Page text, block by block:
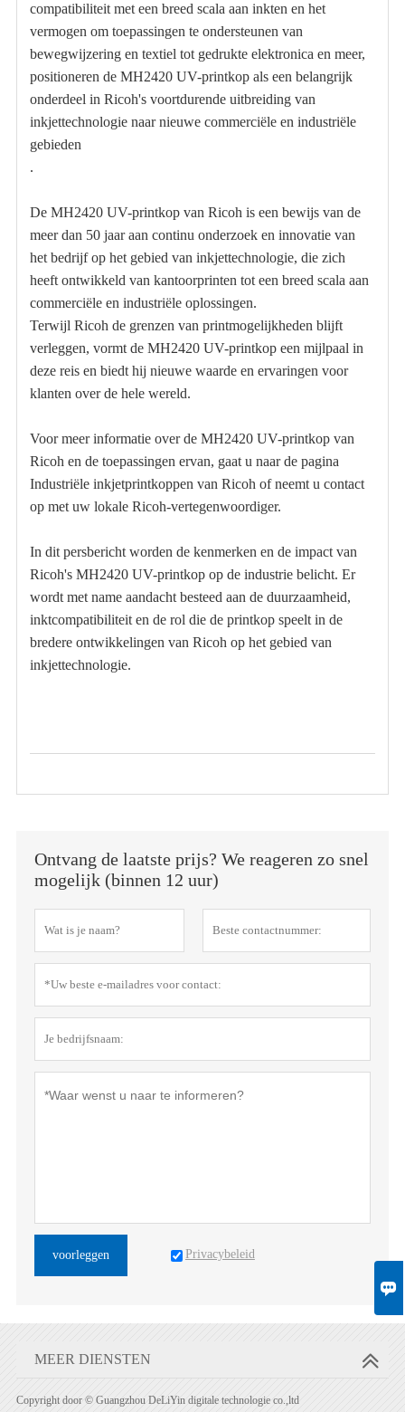

compatibiliteit met een breed scala aan inkten en het
vermogen om toepassingen te ondersteunen van
bewegwijzering en textiel tot gedrukte elektronica en meer,
positioneren de MH2420 UV-printkop als een belangrijk
onderdeel in Ricoh's voortdurende uitbreiding van
inkjettechnologie naar nieuwe commerciële en industriële
gebieden
.
De MH2420 UV-printkop van Ricoh is een bewijs van de
meer dan 50 jaar aan continu onderzoek en innovatie van
het bedrijf op het gebied van inkjettechnologie, die zich
heeft ontwikkeld van kantoorprinten tot een breed scala aan
commerciële en industriële oplossingen.
Terwijl Ricoh de grenzen van printmogelijkheden blijft
verleggen, vormt de MH2420 UV-printkop een mijlpaal in
deze reis en biedt hij nieuwe waarde en ervaringen voor
klanten over de hele wereld.
Voor meer informatie over de MH2420 UV-printkop van
Ricoh en de toepassingen ervan, gaat u naar de pagina
Industriële inkjetprintkoppen van Ricoh of neemt u contact
op met uw lokale Ricoh-vertegenwoordiger.
In dit persbericht worden de kenmerken en de impact van
Ricoh's MH2420 UV-printkop op de industrie belicht. Er
wordt met name aandacht besteed aan de duurzaamheid,
inktcompatibiliteit en de rol die de printkop speelt in de
bredere ontwikkelingen van Ricoh op het gebied van
inkjettechnologie.
Ontvang de laatste prijs? We reageren zo snel
mogelijk (binnen 12 uur)
voorleggen Privacybeleid
MEER DIENSTEN
Copyright door © Guangzhou DeLiYin digitale technologie co.,ltd